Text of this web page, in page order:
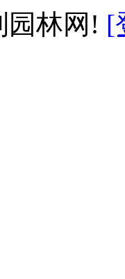
园林网! [